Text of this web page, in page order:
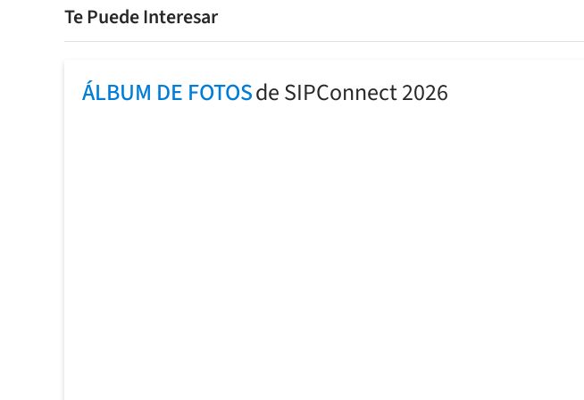
Te Puede Interesar
ÁLBUM DE FOTOSde SIPConnect 2026